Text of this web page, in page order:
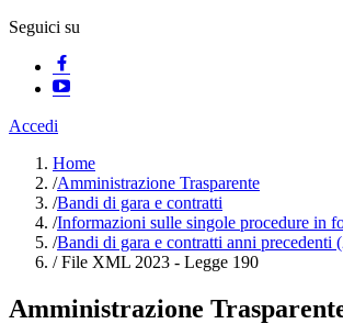
Seguici su
Accedi
Home
/Amministrazione Trasparente
/Bandi di gara e contratti
/Informazioni sulle singole procedure in
/Bandi di gara e contratti anni precedenti
/File XML 2023 - Legge 190
Amministrazione